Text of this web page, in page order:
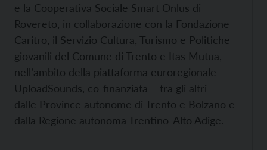
e la Cooperativa Sociale Smart Onlus di
Rovereto, in collaborazione con la Fondazione
Caritro, il Servizio Cultura, Turismo e Politiche
giovanili del Comune di Trento e Itas Mutua,
nell’ambito della piattaforma euroregionale
UploadSounds, co-finanziata – tra gli altri –
dalle Province autonome di Trento e Bolzano e
dalla Regione autonoma Trentino-Alto Adige.